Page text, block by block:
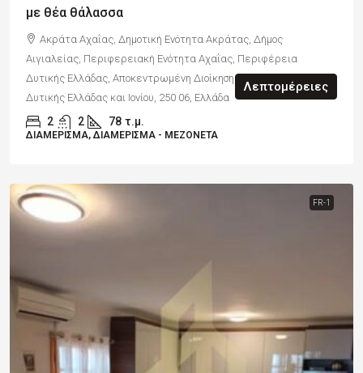
με θέα θάλασσα
Ακράτα Αχαΐας, Δημοτική Ενότητα Ακράτας, Δήμος
Αιγιαλείας, Περιφερειακή Ενότητα Αχαΐας, Περιφέρεια
Δυτικής Ελλάδας, Αποκεντρωμένη Διοίκηση Πελοποννήσου,
Δυτικής Ελλάδας και Ιονίου, 250 06, Ελλάδα
2 2 78 τ.μ.
ΔΙΑΜΈΡΙΣΜΑ, ΔΙΑΜΈΡΙΣΜΑ - ΜΕΖΟΝΈΤΑ
Λεπτομέρειες
FR-1